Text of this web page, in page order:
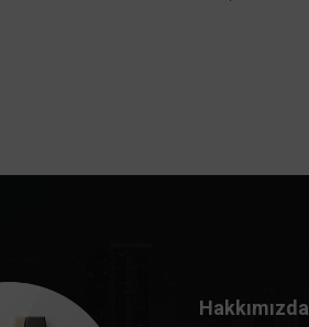
Hakkımızda